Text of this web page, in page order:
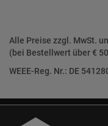
Alle Preise zzgl. MwSt.
(bei Bestellwert über €
WEEE-Reg. Nr.: DE